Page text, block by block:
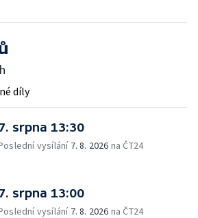
díly
srpna 13:30
vysílání 7. 8. 2026 na ČT24
srpna 13:00
vysílání 7. 8. 2026 na ČT24